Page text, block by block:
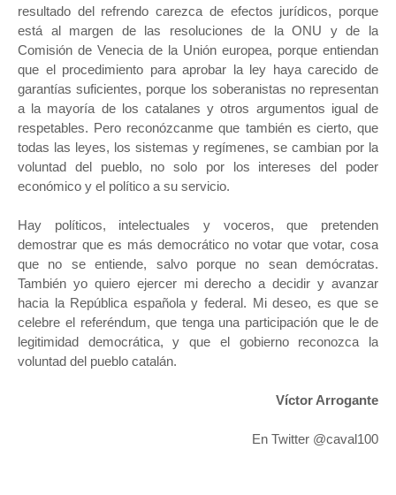
resultado del refrendo carezca de efectos jurídicos, porque
está al margen de las resoluciones de la ONU y de la
Comisión de Venecia de la Unión europea, porque entiendan
que el procedimiento para aprobar la ley haya carecido de
garantías suficientes, porque los soberanistas no representan
a la mayoría de los catalanes y otros argumentos igual de
respetables. Pero reconózcanme que también es cierto, que
todas las leyes, los sistemas y regímenes, se cambian por la
voluntad del pueblo, no solo por los intereses del poder
económico y el político a su servicio.
Hay políticos, intelectuales y voceros, que pretenden
demostrar que es más democrático no votar que votar, cosa
que no se entiende, salvo porque no sean demócratas.
También yo quiero ejercer mi derecho a decidir y avanzar
hacia la República española y federal. Mi deseo, es que se
celebre el referéndum, que tenga una participación que le de
legitimidad democrática, y que el gobierno reconozca la
voluntad del pueblo catalán.
Víctor Arrogante
En Twitter @caval100